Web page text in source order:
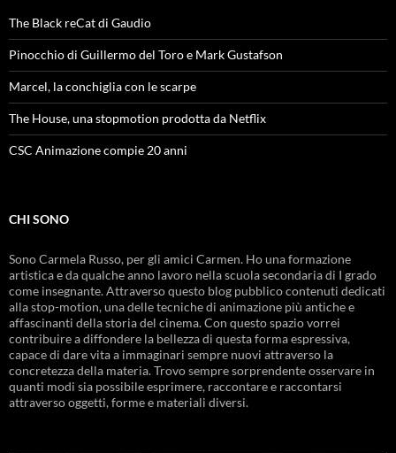
The Black reCat di Gaudio
Pinocchio di Guillermo del Toro e Mark Gustafson
Marcel, la conchiglia con le scarpe
The House, una stopmotion prodotta da Netflix
CSC Animazione compie 20 anni
CHI SONO
Sono Carmela Russo, per gli amici Carmen. Ho una formazione
artistica e da qualche anno lavoro nella scuola secondaria di I grado
come insegnante. Attraverso questo blog pubblico contenuti dedicati
alla stop-motion, una delle tecniche di animazione più antiche e
affascinanti della storia del cinema. Con questo spazio vorrei
contribuire a diffondere la bellezza di questa forma espressiva,
capace di dare vita a immaginari sempre nuovi attraverso la
concretezza della materia. Trovo sempre sorprendente osservare in
quanti modi sia possibile esprimere, raccontare e raccontarsi
attraverso oggetti, forme e materiali diversi.